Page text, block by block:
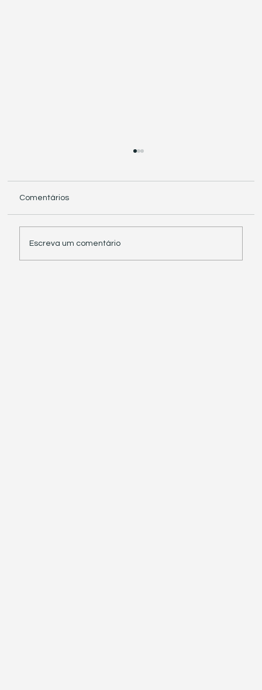
Comentários
Escreva um comentário